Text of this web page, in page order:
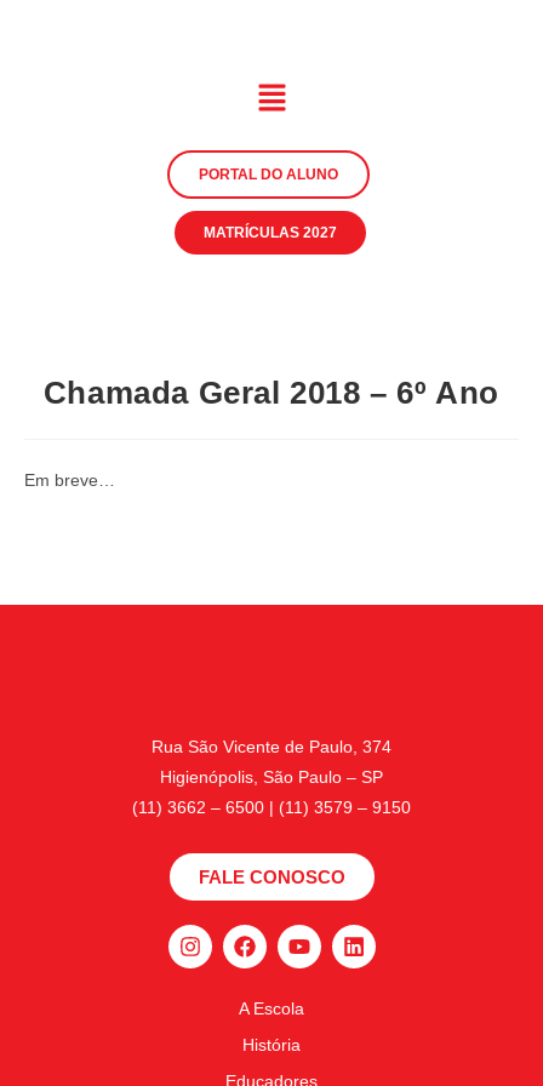
PORTAL DO ALUNO
MATRÍCULAS 2027
Chamada Geral 2018 – 6º Ano
Em breve…
Rua São Vicente de Paulo, 374
Higienópolis, São Paulo – SP
(11) 3662 – 6500 | (11) 3579 – 9150
FALE CONOSCO
A Escola
História
Educadores